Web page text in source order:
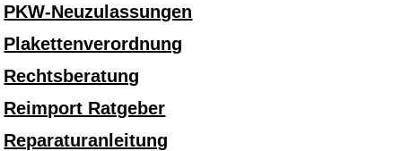
PKW-Neuzulassungen
Plakettenverordnung
Rechtsberatung
Reimport Ratgeber
Reparaturanleitung